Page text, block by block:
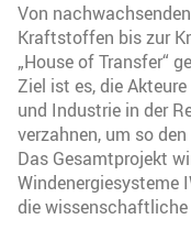
Von
Kraftstoffen bis zur
„House of Transfer“
Ziel ist es, die
und Industrie in der
verzahnen, um so
Das Gesamtprojekt
Windenergiesysteme
die